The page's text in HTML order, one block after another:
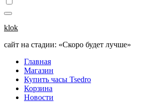
klok
сайт на стадии: «Скоро будет лучше»
Главная
Магазин
Купить часы Tsedro
Корзина
Новости